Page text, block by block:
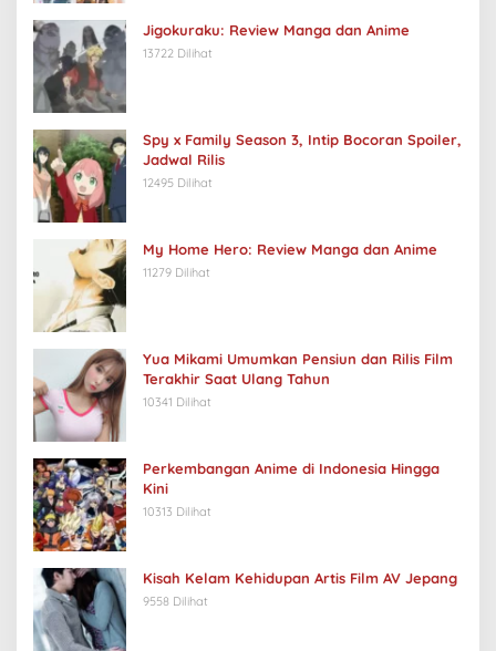
Jigokuraku: Review Manga dan Anime
13722 Dilihat
Spy x Family Season 3, Intip Bocoran Spoiler,
Jadwal Rilis
12495 Dilihat
My Home Hero: Review Manga dan Anime
11279 Dilihat
Yua Mikami Umumkan Pensiun dan Rilis Film
Terakhir Saat Ulang Tahun
10341 Dilihat
Perkembangan Anime di Indonesia Hingga
Kini
10313 Dilihat
Kisah Kelam Kehidupan Artis Film AV Jepang
9558 Dilihat